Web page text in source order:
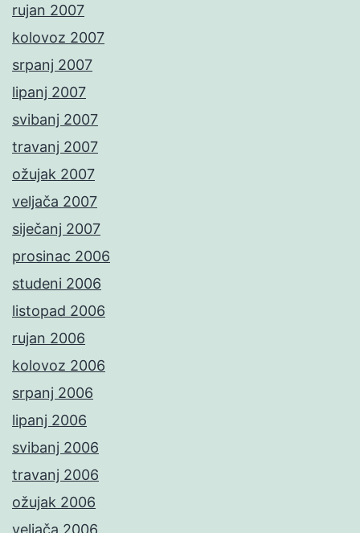
rujan 2007
kolovoz 2007
srpanj 2007
lipanj 2007
svibanj 2007
travanj 2007
ožujak 2007
veljača 2007
siječanj 2007
prosinac 2006
studeni 2006
listopad 2006
rujan 2006
kolovoz 2006
srpanj 2006
lipanj 2006
svibanj 2006
travanj 2006
ožujak 2006